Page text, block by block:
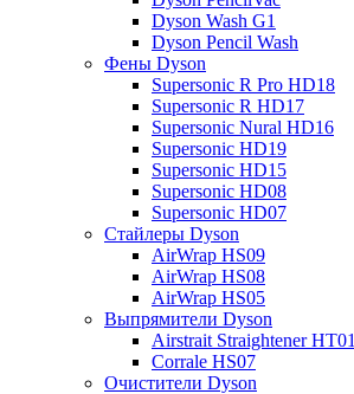
Dyson Wash G1
Dyson Pencil Wash
Фены Dyson
Supersonic R Pro HD18
Supersonic R HD17
Supersonic Nural HD16
Supersonic HD19
Supersonic HD15
Supersonic HD08
Supersonic HD07
Стайлеры Dyson
AirWrap HS09
AirWrap HS08
AirWrap HS05
Выпрямители Dyson
Airstrait Straightener HT01
Corrale HS07
Очистители Dyson